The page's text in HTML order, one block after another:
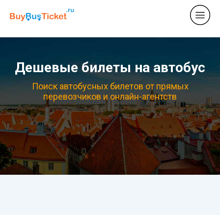
Дешевые билеты на автобус
Поиск автобусных билетов от прямых
перевозчиков и онлайн-агентств